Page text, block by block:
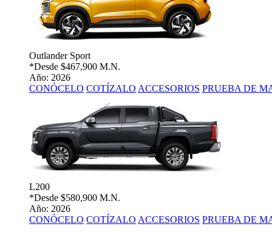
Outlander Sport
*Desde $467,900 M.N.
Año: 2026
CONÓCELO COTÍZALO ACCESORIOS PRUEBA DE
L200
*Desde $580,900 M.N.
Año: 2026
CONÓCELO COTÍZALO ACCESORIOS PRUEBA DE